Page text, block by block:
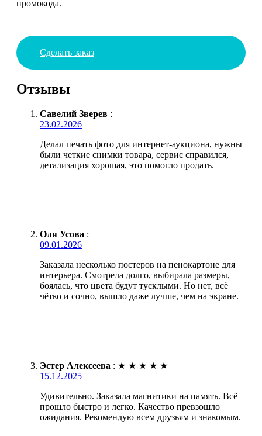
промокода.
Сделать заказ
Отзывы
Савелий Зверев :
23.02.2026
Делал печать фото для интернет-аукциона, нужны
были четкие снимки товара, сервис справился,
детализация хорошая, это помогло продать.
Оля Усова :
09.01.2026
Заказала несколько постеров на пенокартоне для
интерьера. Смотрела долго, выбирала размеры,
боялась, что цвета будут тусклыми. Но нет, всё
чётко и сочно, вышло даже лучше, чем на экране.
Эстер Алексеева : ★ ★ ★ ★ ★
15.12.2025
Удивительно. Заказала магнитики на память. Всё
прошло быстро и легко. Качество превзошло
ожидания. Рекомендую всем друзьям и знакомым.